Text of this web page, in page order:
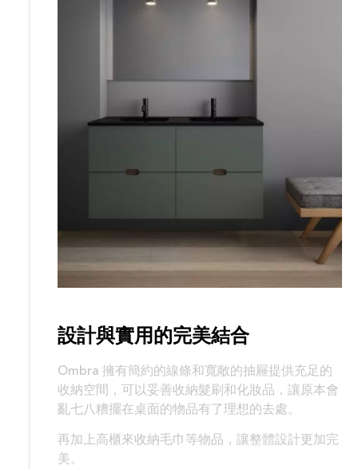
設計與實用的完美結合
Ombra 擁有簡約的線條和寬敞的抽屜提供充足的
收納空間，可以妥善收納髮刷和化妝品，讓原本會
亂七八糟擺在桌面的物品有了理想的去處。
再加上高櫃來收納毛巾等物品，讓整體設計更加完
美。